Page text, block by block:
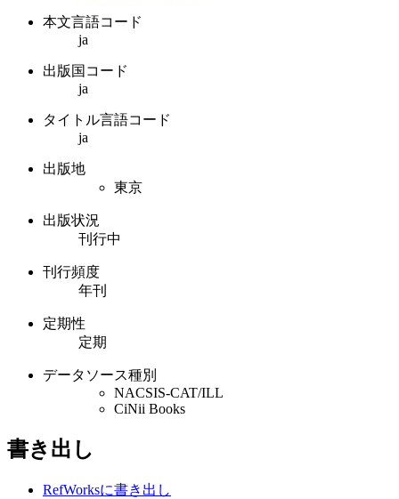
本文言語コード
ja
出版国コード
ja
タイトル言語コード
ja
出版地
東京
出版状況
刊行中
刊行頻度
年刊
定期性
定期
データソース種別
NACSIS-CAT/ILL
CiNii Books
書き出し
RefWorksに書き出し